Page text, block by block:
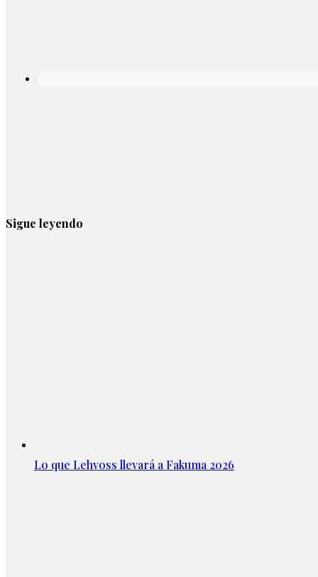
Sigue leyendo
Lo que Lehvoss llevará a Fakuma 2026